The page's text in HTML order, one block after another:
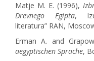
Matje M. E. (1996),
Drevnego Egipta,
literatura” RAN,
Erman A. and
aegyptischen Sprache,